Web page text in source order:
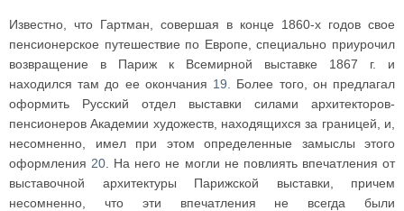
Известно, что Гартман, совершая в конце 1860-х годов свое
пенсионерское путешествие по Европе, специально приурочил
возвращение в Париж к Всемирной выставке 1867 г. и
находился там до ее окончания 19.
Более того, он предлагал
оформить Русский отдел выставки силами архитекторов-
пенсионеров Академии художеств, находящихся за границей, и,
несомненно, имел при этом определенные замыслы этого
оформления 20 . На него не могли не повлиять впечатления от
выставочной архитектуры Парижской выставки, причем
несомненно, что эти впечатления не всегда были